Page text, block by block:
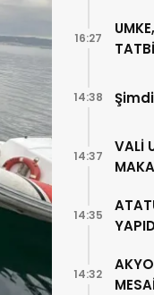
16:27
14:38
VALİ
14:37
14:35
14:32